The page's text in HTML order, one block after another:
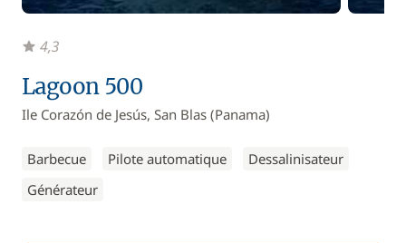
Lagoon 500
Ile Corazón de Jesús, San Blas (Panama)
Barbecue Pilote automatique
Dessalinisateur
Générateur
4,3